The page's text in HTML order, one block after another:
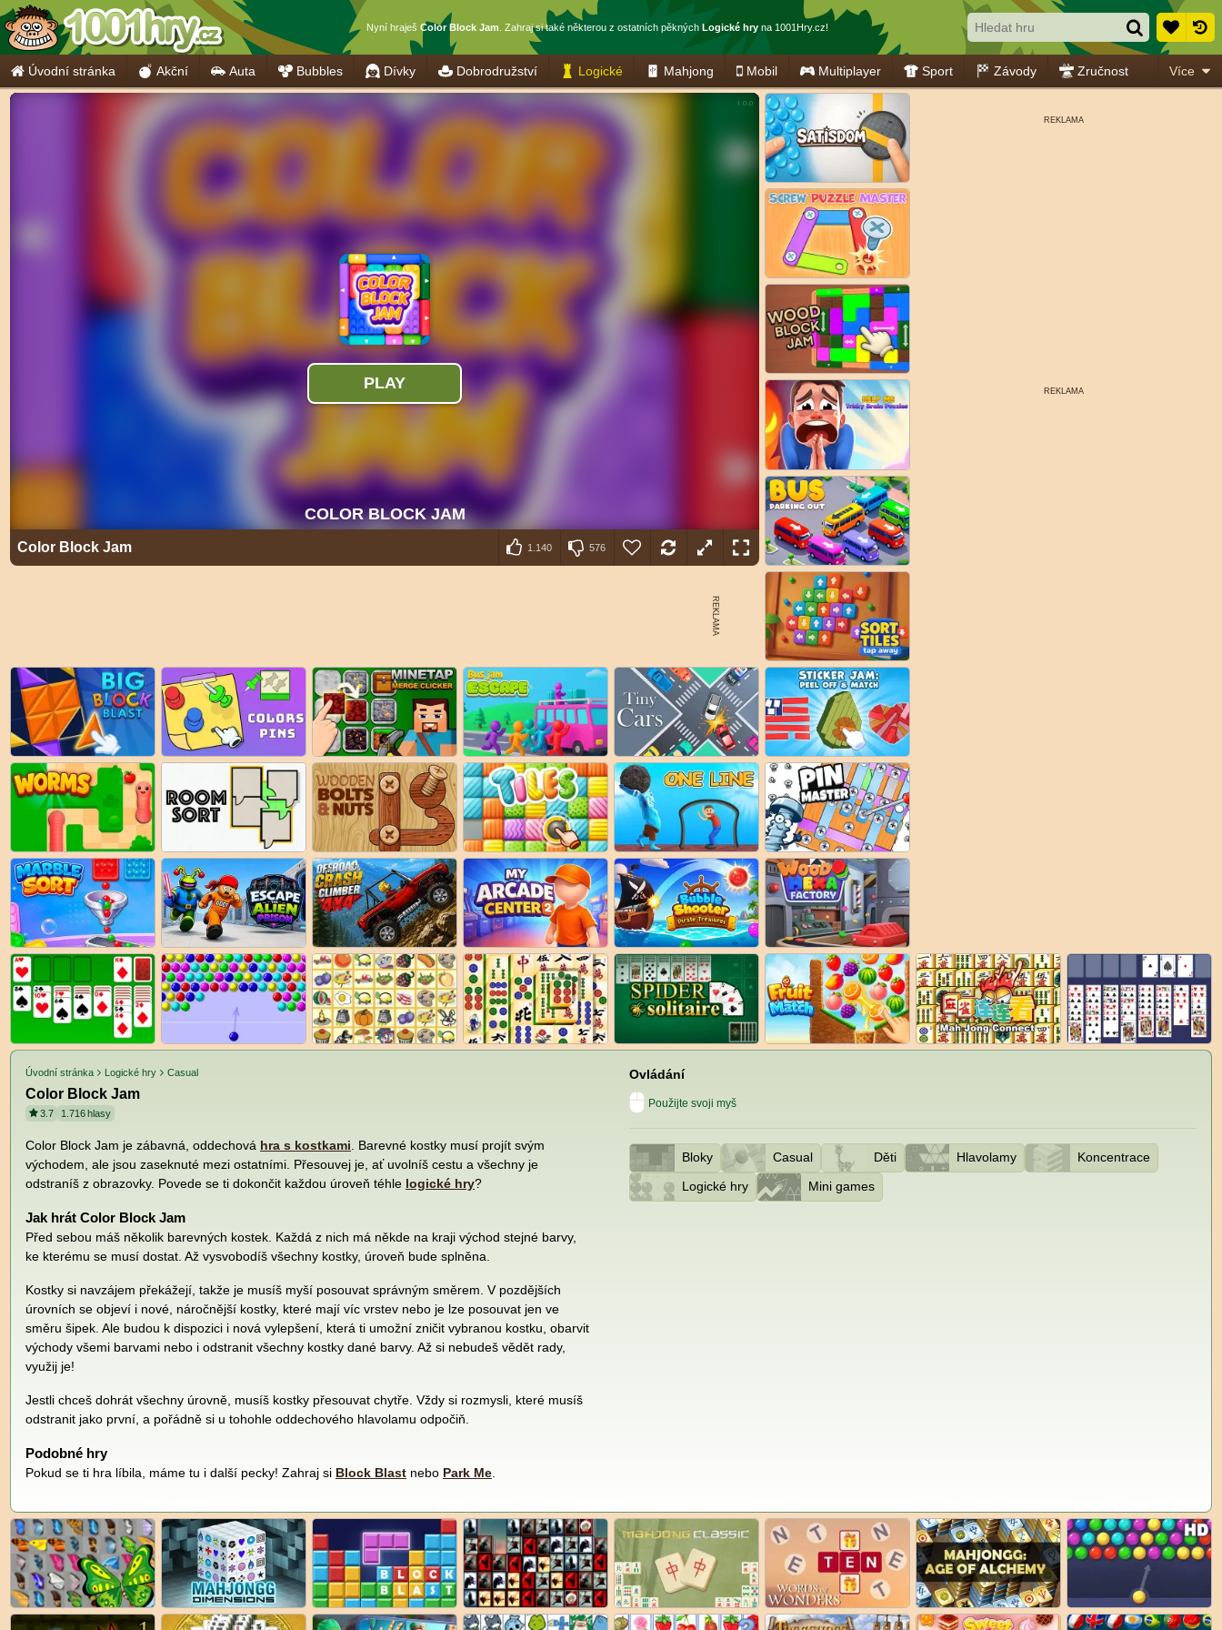
Nyní hraješ Color Block Jam . Zahraj si také některou z ostatních pěkných Logické hry na 1001Hry.cz!
Úvodní stránka Akční Auta Bubbles Dívky Dobrodružství Logické Mahjong Mobil Multiplayer Sport Závody Zručnost Více
Color Block Jam 1.140 576
Úvodní stránka Logické hry Casual
Color Block Jam
3.7 1.716hlasy
Color Block Jam je zábavná, oddechová hra s kostkami . Barevné kostky musí projít svým
východem, ale jsou zaseknuté mezi ostatními. Přesouvej je, ať uvolníš cestu a všechny je
odstraníš z obrazovky. Povede se ti dokončit každou úroveň téhle logické hry?
Jak hrát Color Block Jam
Před sebou máš několik barevných kostek. Každá z nich má někde na kraji východ stejné barvy,
ke kterému se musí dostat. Až vysvobodíš všechny kostky, úroveň bude splněna.
Kostky si navzájem překážejí, takže je musíš myší posouvat správným směrem. V pozdějších
úrovních se objeví i nové, náročnější kostky, které mají víc vrstev nebo je lze posouvat jen ve
směru šipek. Ale budou k dispozici i nová vylepšení, která ti umožní zničit vybranou kostku, obarvit
východy všemi barvami nebo i odstranit všechny kostky dané barvy. Až si nebudeš vědět rady,
využij je!
Jestli chceš dohrát všechny úrovně, musíš kostky přesouvat chytře. Vždy si rozmysli, které musíš
odstranit jako první, a pořádně si u tohohle oddechového hlavolamu odpočiň.
Podobné hry
Pokud se ti hra líbila, máme tu i další pecky! Zahraj si Block Blast nebo Park Me
Ovládání
Použijte svoji myš
Bloky Casual Děti Hlavolamy
Koncentrace
Logické hry
Mini games